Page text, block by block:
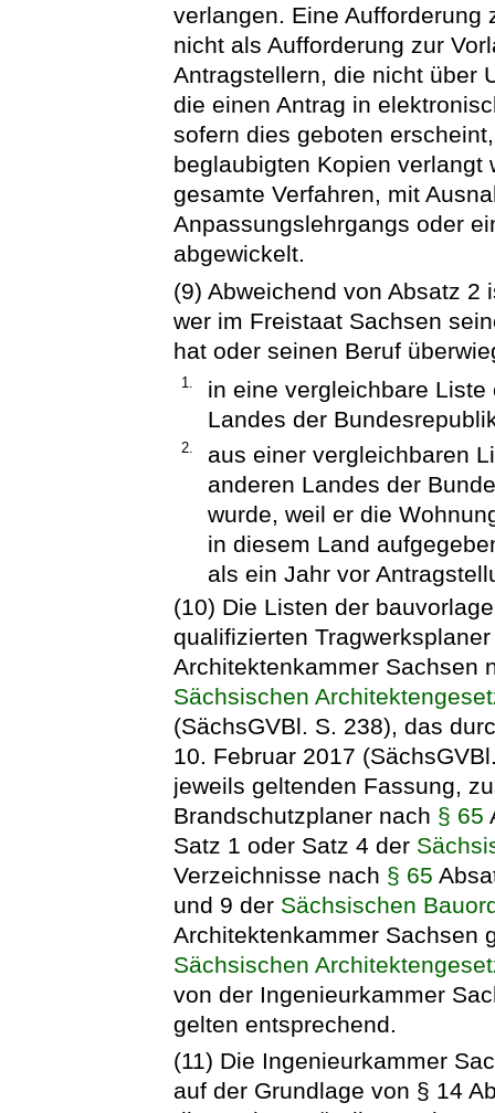
verlangen. Eine Aufforderung
nicht als Aufforderung zur
Antragstellern, die nicht über
die einen Antrag in
sofern dies geboten
beglaubigten Kopien verlangt
gesamte Verfahren, mit
Anpassungslehrgangs oder
abgewickelt.
(9) Abweichend von Absatz 2
wer im Freistaat Sachsen
hat oder seinen Beruf
1.
in eine vergleichbare
Landes der
2.
aus einer vergleichbaren
anderen Landes der
wurde, weil er die
in diesem Land
als ein Jahr vor
(10) Die Listen der
qualifizierten
Architektenkammer Sachsen
Sächsischen
(SächsGVBl. S. 238), das
10. Februar 2017
jeweils geltenden Fassung,
Brandschutzplaner nach § 65
Satz 1 oder Satz 4 der
Verzeichnisse nach § 65
und 9 der Sächsischen
Architektenkammer Sachsen
Sächsischen
von der Ingenieurkammer
gelten entsprechend.
(11) Die Ingenieurkammer
auf der Grundlage von § 14